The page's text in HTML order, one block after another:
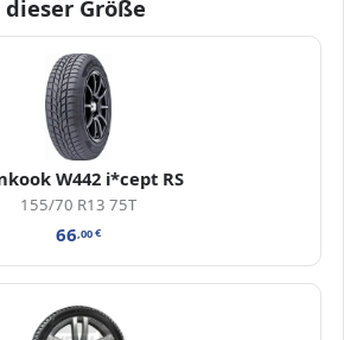
Größe
W442 i*cept RS
155/70 R13 75T
66,00€